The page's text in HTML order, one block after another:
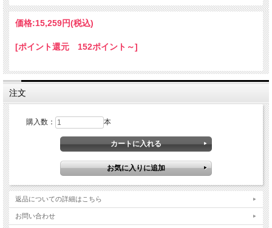
価格:15,259円(税込)
[ポイント還元 152ポイント～]
注文
購入数： 本
返品についての詳細はこちら
お問い合わせ